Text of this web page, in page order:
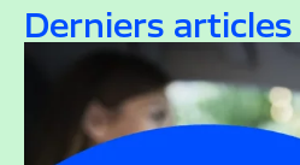
Derniers articles